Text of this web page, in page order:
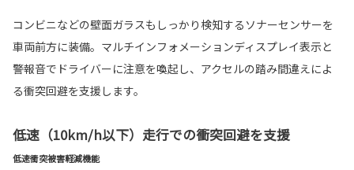
コンビニなどの壁面ガラスもしっかり検知するソナーセンサーを
車両前方に装備。マルチインフォメーションディスプレイ表示と
警報音でドライバーに注意を喚起し、アクセルの踏み間違えによ
る衝突回避を支援します。
低速（10km/h以下）走行での衝突回避を支援
低速衝突被害軽減機能